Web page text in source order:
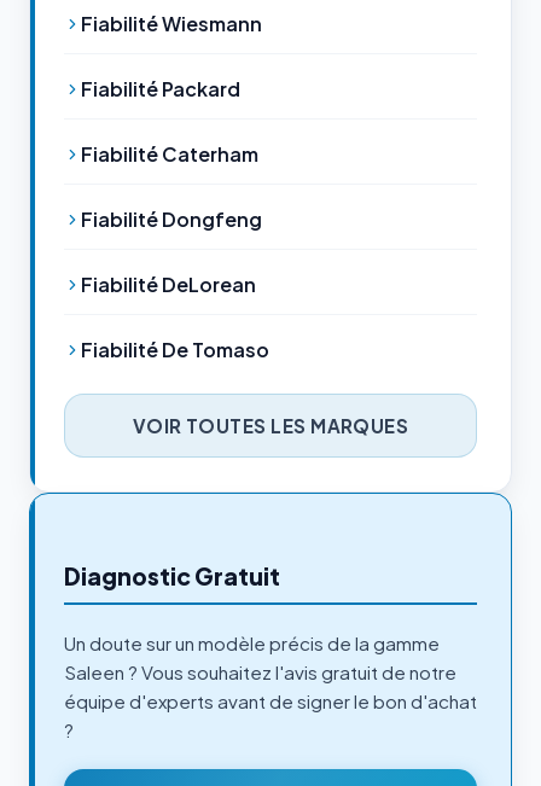
Fiabilité Wiesmann
Fiabilité Packard
Fiabilité Caterham
Fiabilité Dongfeng
Fiabilité DeLorean
Fiabilité De Tomaso
VOIR TOUTES LES MARQUES
Diagnostic Gratuit
Un doute sur un modèle précis de la gamme
Saleen ? Vous souhaitez l'avis gratuit de notre
équipe d'experts avant de signer le bon d'achat
?